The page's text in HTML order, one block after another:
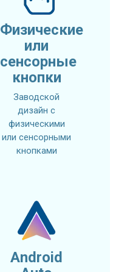
Физические
или
сенсорные
кнопки
Заводской
дизайн с
физическими
или сенсорными
кнопками
Android